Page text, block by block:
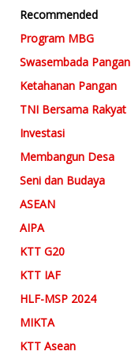
Recommended
Program MBG
Swasembada Pangan
Ketahanan Pangan
TNI Bersama Rakyat
Investasi
Membangun Desa
Seni dan Budaya
ASEAN
AIPA
KTT G20
KTT IAF
HLF-MSP 2024
MIKTA
KTT Asean